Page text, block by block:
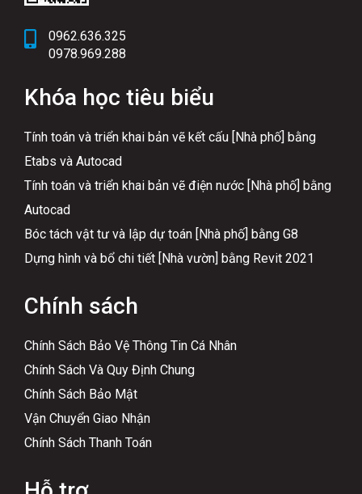
0962.636.325
0978.969.288
Khóa học tiêu biểu
Tính toán và triển khai bản vẽ kết cấu [Nhà phố] bằng
Etabs và Autocad
Tính toán và triển khai bản vẽ điện nước [Nhà phố] bằng
Autocad
Bóc tách vật tư và lập dự toán [Nhà phố] bằng G8
Dựng hình và bổ chi tiết [Nhà vườn] bằng Revit 2021
Chính sách
Chính Sách Bảo Vệ Thông Tin Cá Nhân
Chính Sách Và Quy Định Chung
Chính Sách Bảo Mật
Vận Chuyển Giao Nhận
Chính Sách Thanh Toán